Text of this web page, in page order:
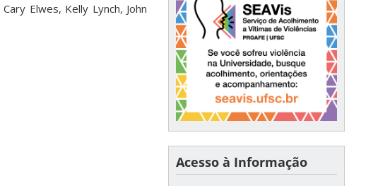
Elwes, Kelly Lynch, John
Acesso à Informação